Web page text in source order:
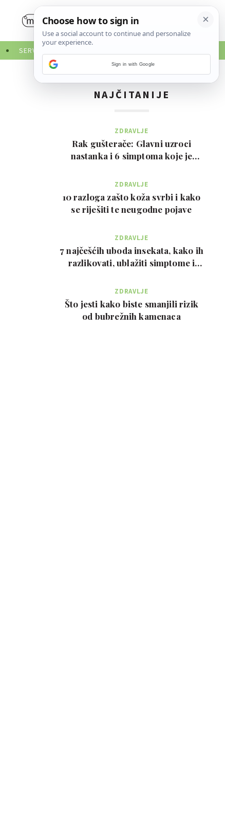
SERVISNE INFORMACIJE
NAJČITANIJE
ZDRAVLJE
Rak gušterače: Glavni uzroci
nastanka i 6 simptoma koje je
ZDRAVLJE
10 razloga zašto koža svrbi i kako
se riješiti te neugodne pojave
ZDRAVLJE
7 najčešćih uboda insekata, kako ih
razlikovati, ublažiti simptome i
ZDRAVLJE
Što jesti kako biste smanjili rizik
od bubrežnih kamenaca
Sign in with Google